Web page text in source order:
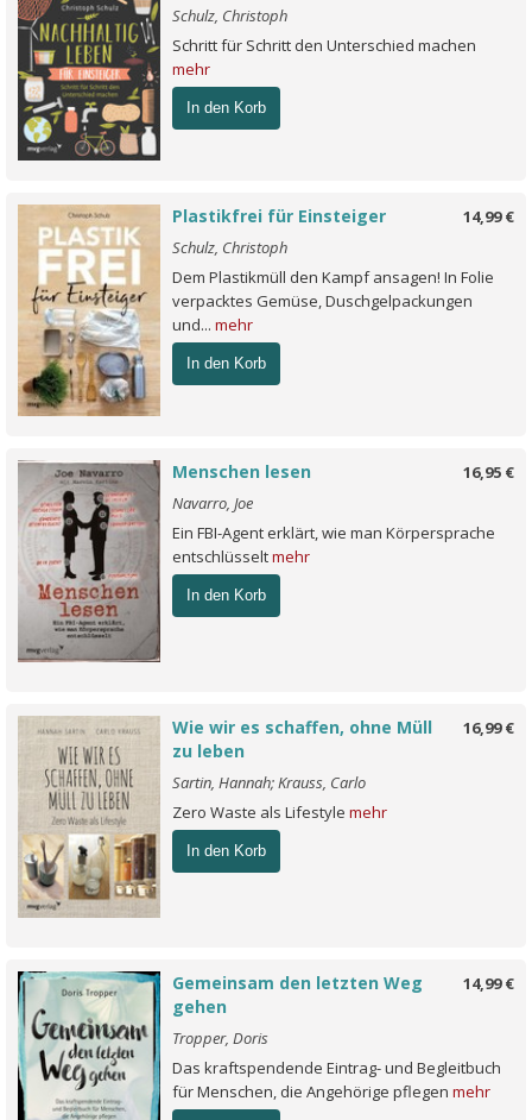
Schulz, Christoph
Schritt für Schritt den Unterschied machen
mehr
In den Korb
14,99 €
Plastikfrei für Einsteiger
Schulz, Christoph
Dem Plastikmüll den Kampf ansagen! In Folie
verpacktes Gemüse, Duschgelpackungen
und... mehr
In den Korb
16,95 €
Menschen lesen
Navarro, Joe
Ein FBI-Agent erklärt, wie man Körpersprache
entschlüsseltmehr
In den Korb
16,99 €
Wie wir es schaffen, ohne Müll
zu leben
Sartin, Hannah; Krauss, Carlo
Zero Waste als Lifestyle mehr
In den Korb
14,99 €
Gemeinsam den letzten Weg
gehen
Tropper, Doris
Das kraftspendende Eintrag- und Begleitbuch
für Menschen, die Angehörige pflegen mehr